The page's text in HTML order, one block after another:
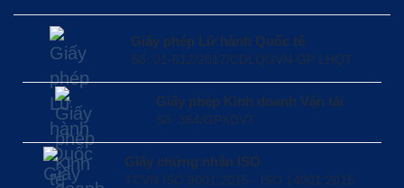
Giấy phép Lữ hành Quốc tế
Số: 01-512/2017/CDLQGVN-GP LHQT
Giấy phép Kinh doanh Vận tải
Số: 364/GPXDVT
Giấy chứng nhận ISO
TCVN ISO 9001:2015 - ISO 14001:2015